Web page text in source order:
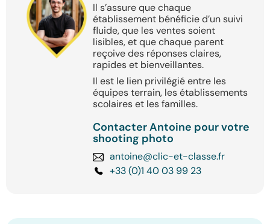
Il s’assure que chaque
établissement bénéficie d’un suivi
fluide, que les ventes soient
lisibles, et que chaque parent
reçoive des réponses claires,
rapides et bienveillantes.
Il est le lien privilégié entre les
équipes terrain, les établissements
scolaires et les familles.
Contacter Antoine pour votre
shooting photo
antoine@clic-et-classe.fr
+33 (0)1 40 03 99 23